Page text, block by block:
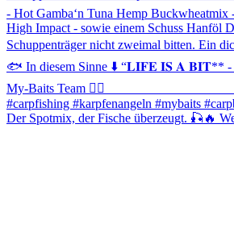
Der Spotmix, der Fische überzeugt. 🎣🔥